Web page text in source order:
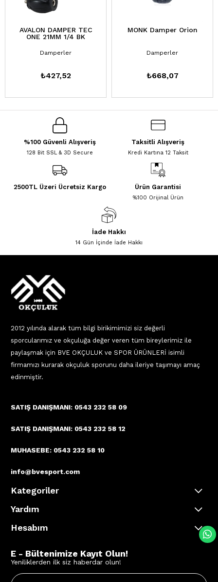
AVALON DAMPER TEC
ONE 21MM 1/4 BK
Damperler
₺427,52
MONK Damper Orion
Damperler
₺668,07
%100 Güvenli Alışveriş
128 Bit SSL & 3D Secure
Taksitli Alışveriş
Kredi Kartına 12 Taksit
2500TL Üzeri Ücretsiz Kargo Ürün Garantisi
%100 Orijinal Ürün
İade Hakkı
14 Gün İçinde İade Hakkı
2012 yılında alarak tüm bilgi birikimimizi siz değerli
sporcularımız ve okçuluğa değer veren tüm bireylerimiz ile
paylaşmak için BVE OKÇULUK ve SPOR ÜRÜNLERİ isimli
firmamızı kurarak okçuluk sporunu daha ileriye taşımayı amaç
edinmiştir.
SATIŞ DANIŞMANI: 0543 232 58 09
SATIŞ DANIŞMANI: 0543 232 58 12
MUHASEBE: 0543 232 58 10
info@bvesport.com
Kategoriler
Yardım
Hesabım
E - Bültenimize Kayıt Olun!
Yeniliklerden ilk siz haberdar olun!